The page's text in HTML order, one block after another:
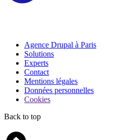
Agence Drupal à Paris
Solutions
Experts
Contact
Mentions légales
Données personnelles
Cookies
Back to top